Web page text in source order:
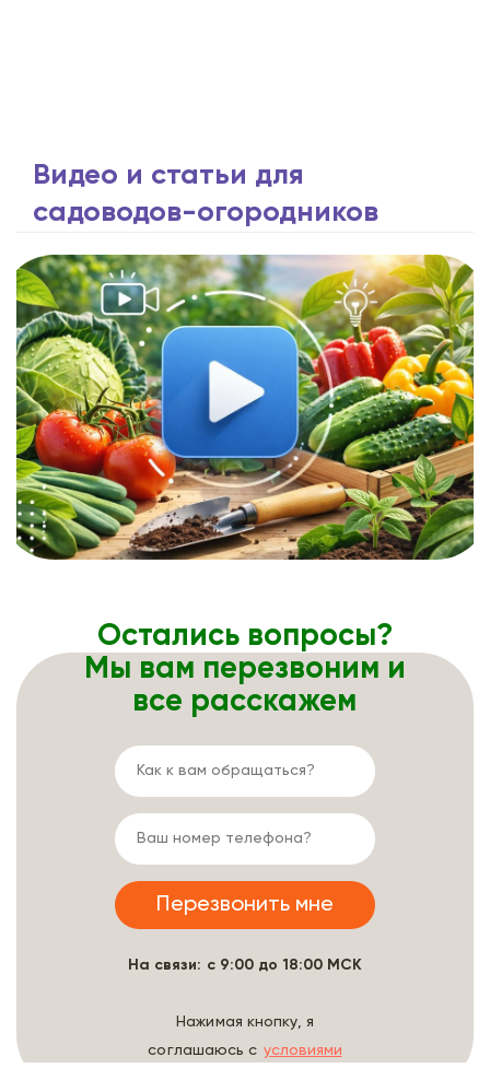
Видео и статьи для
садоводов-огородников
Остались вопросы?
Мы вам перезвоним и
все расскажем
На связи: с 9:00 до 18:00 МСК
Нажимая кнопку, я
соглашаюсь с условиями